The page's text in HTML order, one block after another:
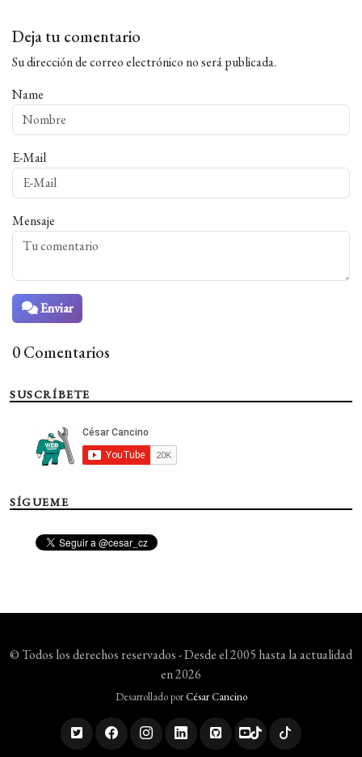
Deja tu comentario
Su dirección de correo electrónico no será publicada.
Name
E-Mail
Mensaje
Enviar
0 Comentarios
SUSCRÍBETE
SÍGUEME
© Todos los derechos reservados - Desde el 2005 hasta la actualidad
en 2026
Desarrollado porCésar Cancino